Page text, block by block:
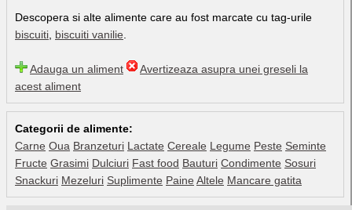
Descopera si alte alimente care au fost marcate cu tag-urile
biscuiti biscuiti vanilie
Adauga un aliment
Avertizeaza asupra unei greseli la
acest aliment
Categorii de alimente:
Carne Oua Branzeturi Lactate Cereale Legume Peste Seminte
Fructe Grasimi Dulciuri Fast food Bauturi Condimente Sosuri
Snackuri Mezeluri Suplimente Paine Altele Mancare gatita